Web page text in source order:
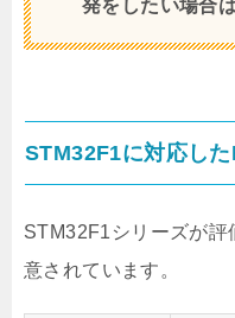
発をしたい場合
STM32F1に対応し
STM32F1シリーズが評
意されています。